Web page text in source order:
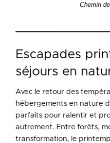
Chemin
Escapades
séjours en
Avec le retour des
hébergements en nature
parfaits pour ralentir et
autrement. Entre forêts,
transformation, le